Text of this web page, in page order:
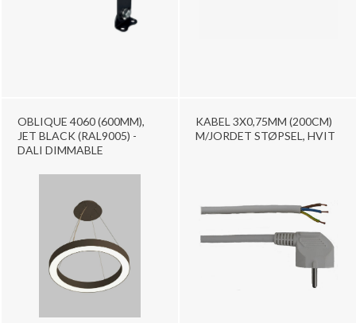
OBLIQUE 4060 (600MM),
JET BLACK (RAL9005) -
DALI DIMMABLE
KABEL 3X0,75MM (200CM)
M/JORDET STØPSEL, HVIT